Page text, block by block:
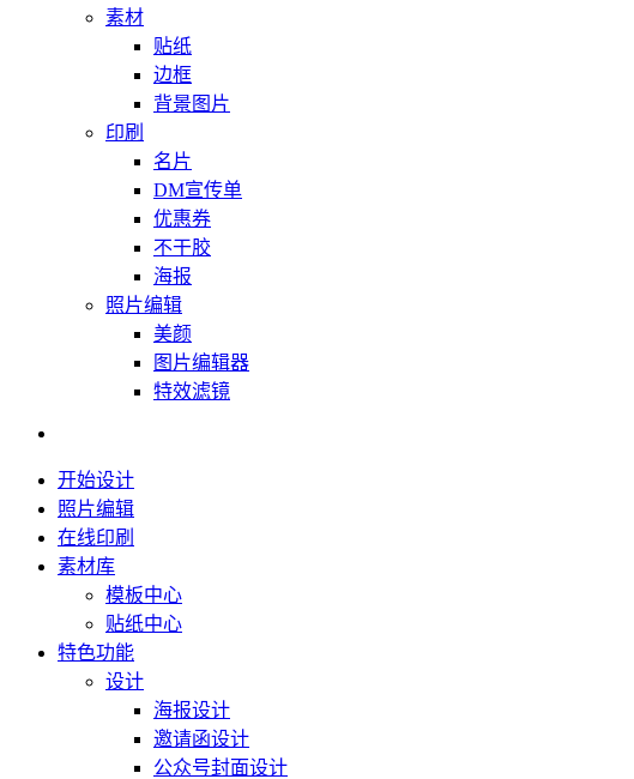
素材
贴纸
边框
背景图片
印刷
名片
DM宣传单
优惠券
不干胶
海报
照片编辑
美颜
图片编辑器
特效滤镜
开始设计
照片编辑
在线印刷
素材库
模板中心
贴纸中心
特色功能
设计
海报设计
邀请函设计
公众号封面设计